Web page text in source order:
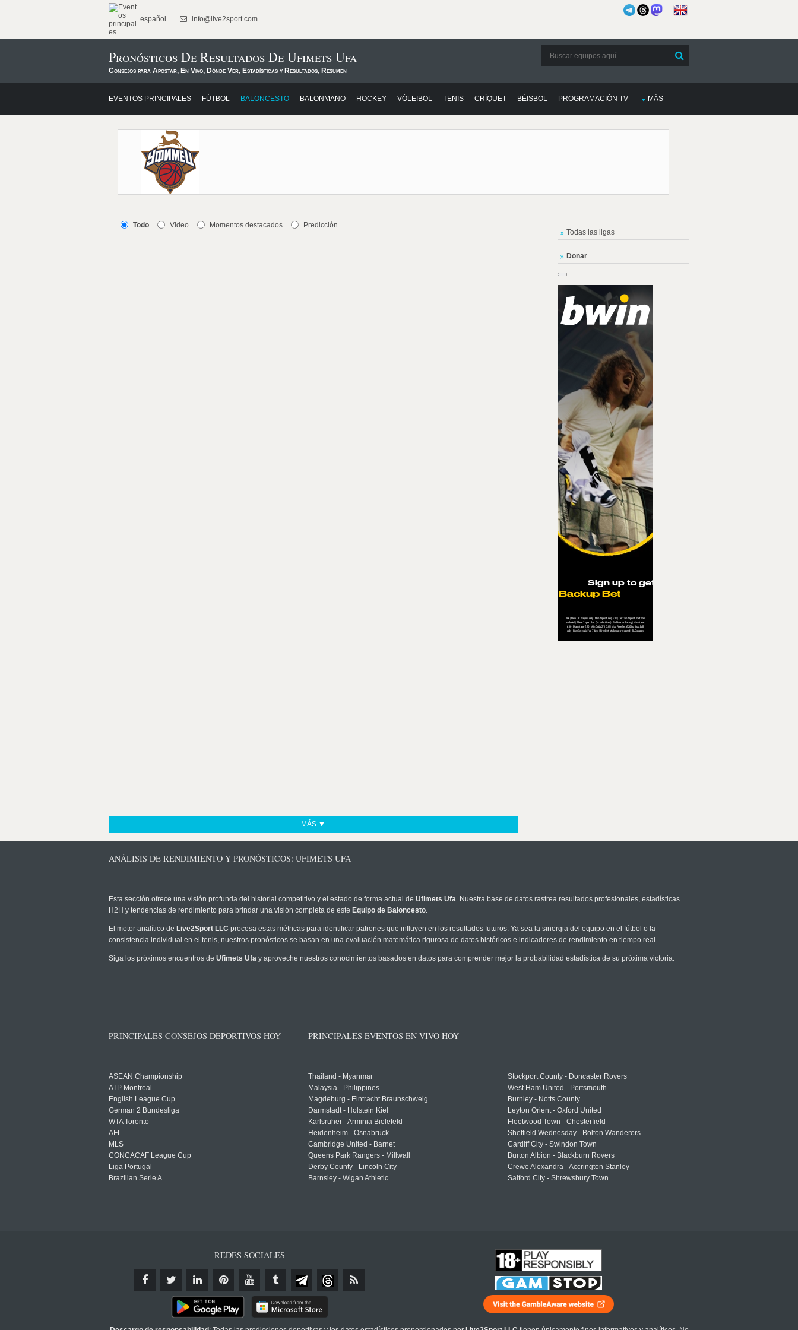
español info@live2sport.com
Pronósticos De Resultados De Ufimets Ufa
Consejos para Apostar, En Vivo, Dónde Ver, Estadísticas y Resultados, Resumen
EVENTOS PRINCIPALES FÚTBOL BALONCESTO BALONMANO HOCKEY VÓLEIBOL TENIS CRÍQUET BÉISBOL PROGRAMACIÓN TV MÁS
Todo Video Momentos destacados Predicción
MÁS ▼
Todas las ligas
Donar
ANÁLISIS DE RENDIMIENTO Y PRONÓSTICOS: UFIMETS UFA
Esta sección ofrece una visión profunda del historial competitivo y el estado de forma actual de Ufimets Ufa. Nuestra base de datos rastrea resultados profesionales, estadísticas
H2H y tendencias de rendimiento para brindar una visión completa de este Equipo de Baloncesto.
El motor analítico de Live2Sport LLC procesa estas métricas para identificar patrones que influyen en los resultados futuros. Ya sea la sinergia del equipo en el fútbol o la
consistencia individual en el tenis, nuestros pronósticos se basan en una evaluación matemática rigurosa de datos históricos e indicadores de rendimiento en tiempo real.
Siga los próximos encuentros de Ufimets Ufa y aproveche nuestros conocimientos basados en datos para comprender mejor la probabilidad estadística de su próxima victoria.
PRINCIPALES CONSEJOS DEPORTIVOS HOY
ASEAN Championship
ATP Montreal
English League Cup
German 2 Bundesliga
WTA Toronto
AFL
MLS
CONCACAF League Cup
Liga Portugal
Brazilian Serie A
PRINCIPALES EVENTOS EN VIVO HOY
Thailand - Myanmar
Malaysia - Philippines
Magdeburg - Eintracht Braunschweig
Darmstadt - Holstein Kiel
Karlsruher - Arminia Bielefeld
Heidenheim - Osnabrück
Cambridge United - Barnet
Queens Park Rangers - Millwall
Derby County - Lincoln City
Barnsley - Wigan Athletic
Stockport County - Doncaster Rovers
West Ham United - Portsmouth
Burnley - Notts County
Leyton Orient - Oxford United
Fleetwood Town - Chesterfield
Sheffield Wednesday - Bolton Wanderers
Cardiff City - Swindon Town
Burton Albion - Blackburn Rovers
Crewe Alexandra - Accrington Stanley
Salford City - Shrewsbury Town
REDES SOCIALES